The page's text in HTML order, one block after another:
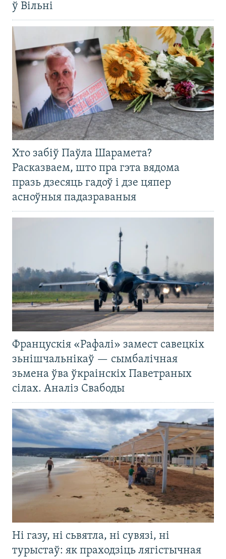
ў Вільні
Хто забіў Паўла Шарамета?
Расказваем, што пра гэта вядома
празь дзесяць гадоў і дзе цяпер
асноўныя падазраваныя
Францускія «Рафалі» замест савецкіх
зьнішчальнікаў — сымбалічная
зьмена ўва ўкраінскіх Паветраных
сілах. Аналіз Свабоды
Ні газу, ні сьвятла, ні сувязі, ні
турыстаў: як праходзіць лягістычная